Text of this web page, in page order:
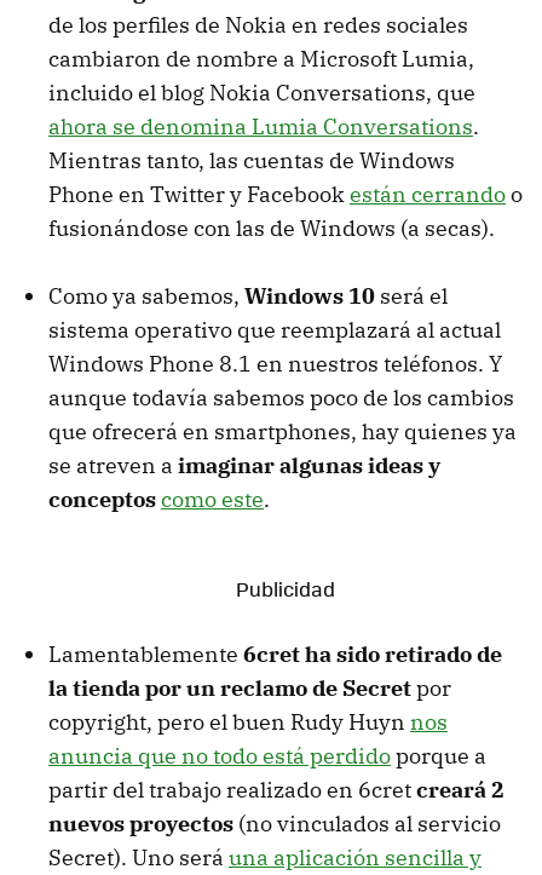
de los perfiles de Nokia en redes sociales
cambiaron de nombre a Microsoft Lumia,
incluido el blog Nokia Conversations, que
ahora se denomina Lumia Conversations.
Mientras tanto, las cuentas de Windows
Phone en Twitter y Facebookestán cerrandoo
fusionándose con las de Windows (a secas).
Como ya sabemos, Windows 10 será el
sistema operativo que reemplazará al actual
Windows Phone 8.1 en nuestros teléfonos. Y
aunque todavía sabemos poco de los cambios
que ofrecerá en smartphones, hay quienes ya
se atreven a imaginar algunas ideas y
conceptoscomo este.
Lamentablemente 6cret ha sido retirado de
la tienda por un reclamo de Secretpor
copyright, pero el buen Rudy Huyn nos
anuncia que no todo está perdidoporque a
partir del trabajo realizado en 6cretcreará 2
nuevos proyectos (no vinculados al servicio
Secret). Uno será una aplicación sencilla y